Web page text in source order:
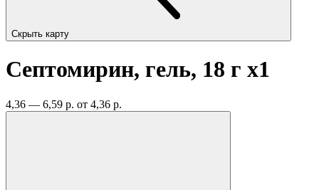
Скрыть карту
Септомирин, гель, 18 г x1
4,36 — 6,59 р. от 4,36 р.